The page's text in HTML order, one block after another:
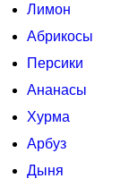
Лимон
Абрикосы
Персики
Ананасы
Хурма
Арбуз
Дыня